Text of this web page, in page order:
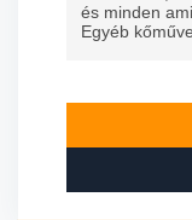
és minden
Egyéb